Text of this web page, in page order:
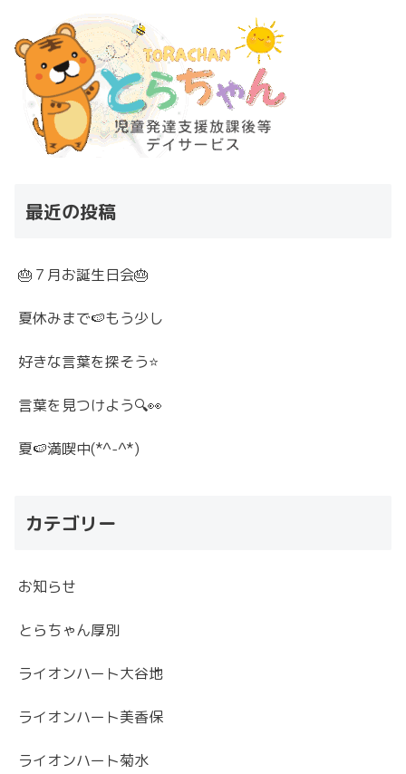
最近の投稿
🎂７月お誕生日会🎂
夏休みまで🍉もう少し
好きな言葉を探そう⭐
言葉を見つけよう🔍👀
夏🍉満喫中(*^-^*)
カテゴリー
お知らせ
とらちゃん厚別
ライオンハート大谷地
ライオンハート美香保
ライオンハート菊水